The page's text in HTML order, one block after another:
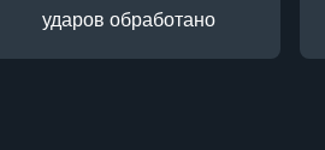
ударов обработано